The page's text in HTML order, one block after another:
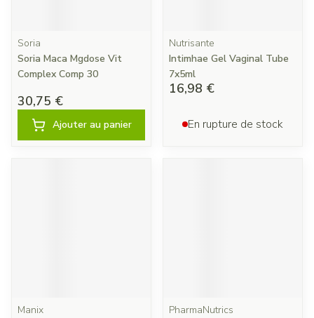
Soria
Soria Maca Mgdose Vit
Complex Comp 30
30,75 €
Ajouter au panier
Nutrisante
Intimhae Gel Vaginal Tube
7x5ml
16,98 €
En rupture de stock
Manix
PharmaNutrics